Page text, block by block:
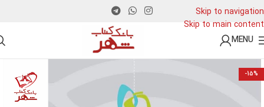
Skip to navigation
Skip to main content
MENU
-15%